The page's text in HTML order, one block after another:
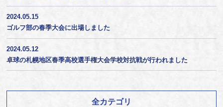
2024.05.15
ゴルフ部の春季大会に出場しました
2024.05.12
卓球の札幌地区春季高校選手権大会学校対抗戦が行われました
全カテゴリ